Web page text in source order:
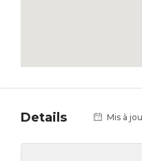
Details Mis à